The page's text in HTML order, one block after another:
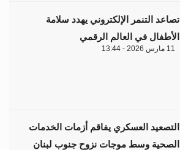
تصاعد التنمر الإلكتروني يهدد سلامة
الأطفال في العالم الرقمي
11 مارس 2026 - 13:44
التصعيد العسكري يفاقم أزمات الخدمات
الصحية وسط موجات نزوح جنوب لبنان